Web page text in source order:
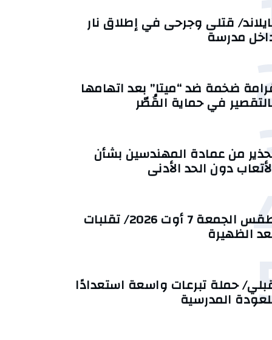
قتلى وجرحى في إطلاق نار
مدرسة
ضخمة ضد “ميتا” بعد اتهامها
في حماية القُصّر
من عمادة المهندسين بشأن
دون الحد الأدنى
طقس الجمعة 7 أوت 2026/ تقلبات
الظهيرة
حملة تبرعات واسعة استعدادًا
المدرسية